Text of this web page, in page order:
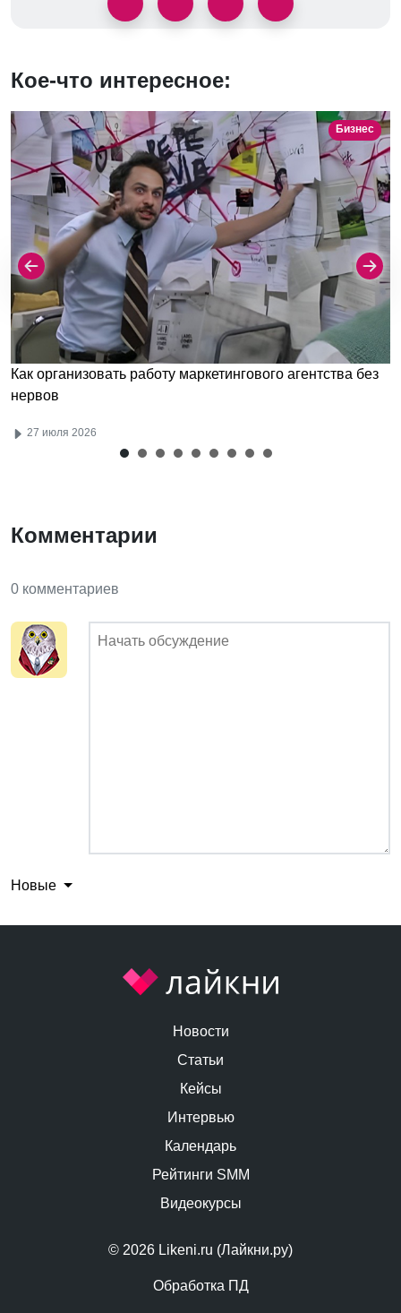
Кое-что интересное:
Бизнес
Как организовать работу маркетингового агентства без
нервов
27 июля 2026
Комментарии
0 комментариев
Новые
© 2026 Likeni.ru (Лайкни.ру)
Обработка ПД
Новости
Статьи
Кейсы
Интервью
Календарь
Рейтинги SMM
Видеокурсы